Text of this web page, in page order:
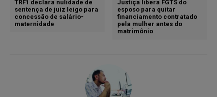
TRF1 declara nulidade de
sentença de juiz leigo para
concessão de salário-
maternidade
Justiça libera FGTS do
esposo para quitar
financiamento contratado
pela mulher antes do
matrimônio